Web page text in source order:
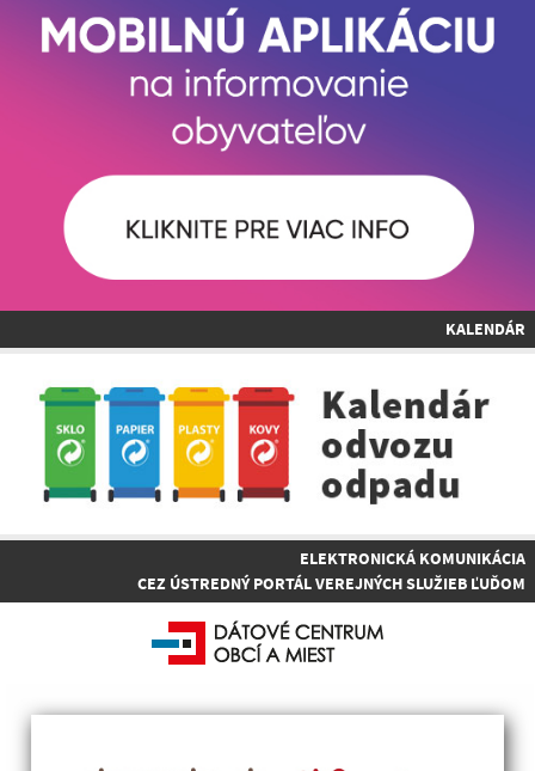
KALENDÁR
ELEKTRONICKÁ KOMUNIKÁCIA
CEZ ÚSTREDNÝ PORTÁL VEREJNÝCH SLUŽIEB ĽUĎOM